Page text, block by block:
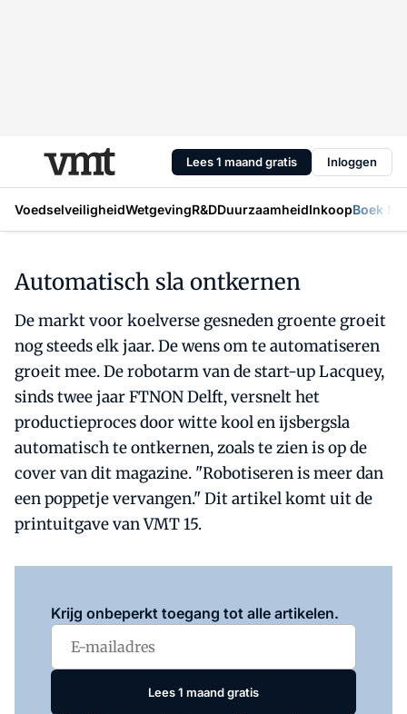
Lees 1 maand gratis Inloggen
VoedselveiligheidWetgevingR&DDuurzaamheidInkoopBoek
Automatisch sla ontkernen
De markt voor koelverse gesneden groente groeit
nog steeds elk jaar. De wens om te automatiseren
groeit mee. De robotarm van de start-up Lacquey,
sinds twee jaar FTNON Delft, versnelt het
productieproces door witte kool en ijsbergsla
automatisch te ontkernen, zoals te zien is op de
cover van dit magazine. "Robotiseren is meer dan
een poppetje vervangen." Dit artikel komt uit de
printuitgave van VMT 15.
Krijg onbeperkt toegang tot alle artikelen.
Lees 1 maand gratis